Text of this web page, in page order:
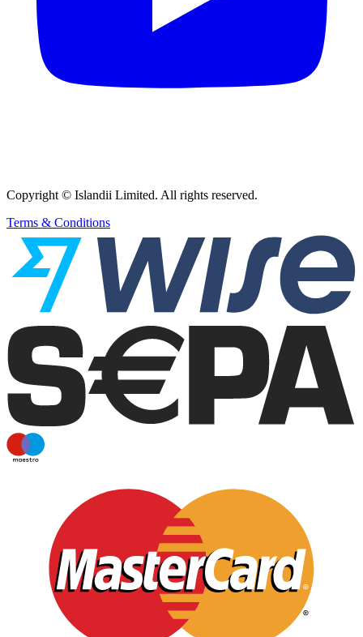
Copyright © Islandii Limited. All rights reserved.
Terms & Conditions